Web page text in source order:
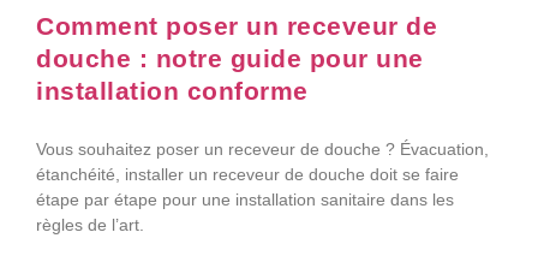
Comment poser un receveur de
douche : notre guide pour une
installation conforme
Vous souhaitez poser un receveur de douche ? Évacuation,
étanchéité, installer un receveur de douche doit se faire
étape par étape pour une installation sanitaire dans les
règles de l’art.